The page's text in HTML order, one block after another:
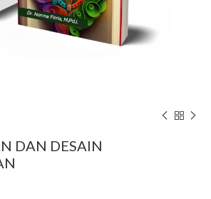
DAN DESAIN